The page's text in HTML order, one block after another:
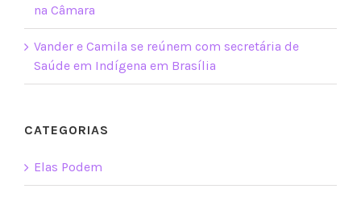
na Câmara
Vander e Camila se reúnem com secretária de
Saúde em Indígena em Brasília
CATEGORIAS
Elas Podem